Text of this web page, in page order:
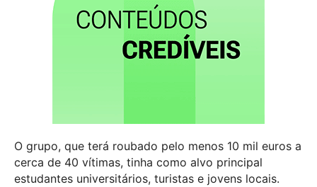
O grupo, que terá roubado pelo menos 10 mil euros a
cerca de 40 vítimas, tinha como alvo principal
estudantes universitários, turistas e jovens locais.